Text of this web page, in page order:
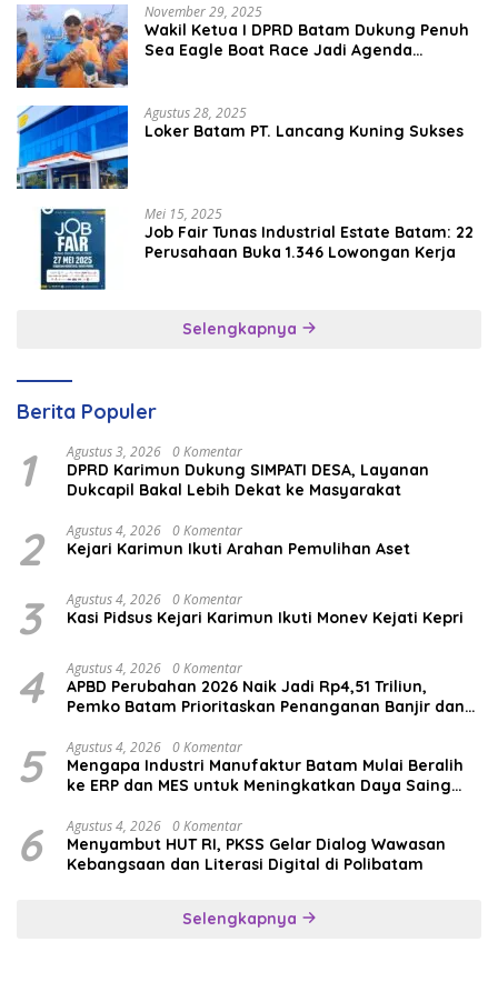
November 29, 2025
Wakil Ketua I DPRD Batam Dukung Penuh
Sea Eagle Boat Race Jadi Agenda
Agustus 28, 2025
Loker Batam PT. Lancang Kuning Sukses
Mei 15, 2025
Job Fair Tunas Industrial Estate Batam: 22
Perusahaan Buka 1.346 Lowongan Kerja
Selengkapnya
Berita Populer
1 Agustus 3, 2026 0 Komentar
DPRD Karimun Dukung SIMPATI DESA, Layanan
Dukcapil Bakal Lebih Dekat ke Masyarakat
2 Agustus 4, 2026 0 Komentar
Kejari Karimun Ikuti Arahan Pemulihan Aset
3 Agustus 4, 2026 0 Komentar
Kasi Pidsus Kejari Karimun Ikuti Monev Kejati Kepri
4 Agustus 4, 2026 0 Komentar
APBD Perubahan 2026 Naik Jadi Rp4,51 Triliun,
Pemko Batam Prioritaskan Penanganan Banjir dan
5 Agustus 4, 2026 0 Komentar
Mengapa Industri Manufaktur Batam Mulai Beralih
ke ERP dan MES untuk Meningkatkan Daya Saing
6 Agustus 4, 2026 0 Komentar
Menyambut HUT RI, PKSS Gelar Dialog Wawasan
Kebangsaan dan Literasi Digital di Polibatam
Selengkapnya